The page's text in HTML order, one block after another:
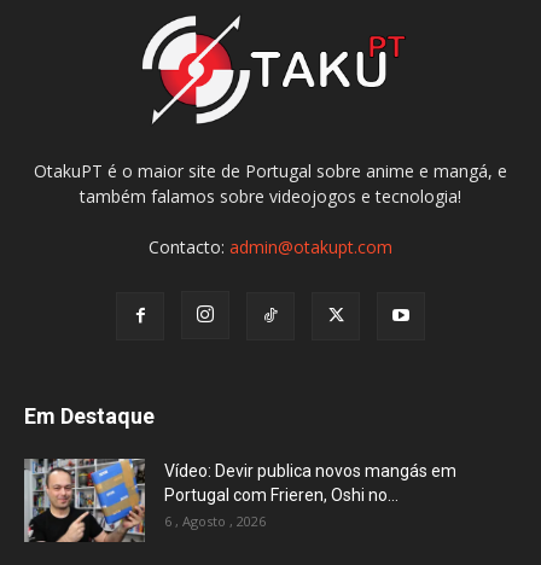
OtakuPT é o maior site de Portugal sobre anime e mangá, e
também falamos sobre videojogos e tecnologia!
Contacto: admin@otakupt.com
Em Destaque
Vídeo: Devir publica novos mangás em
Portugal com Frieren, Oshi no...
6 , Agosto , 2026